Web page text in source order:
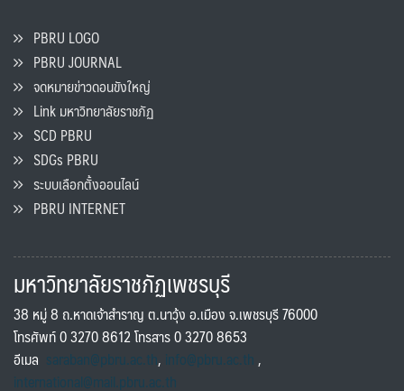
PBRU LOGO
PBRU JOURNAL
จดหมายข่าวดอนขังใหญ่
Link มหาวิทยาลัยราชภัฏ
SCD PBRU
SDGs PBRU
ระบบเลือกตั้งออนไลน์
PBRU INTERNET
มหาวิทยาลัยราชภัฏเพชรบุรี
38 หมู่ 8 ถ.หาดเจ้าสำราญ ต.นาวุ้ง อ.เมือง จ.เพชรบุรี 76000
โทรศัพท์ 0 3270 8612 โทรสาร 0 3270 8653
อีเมล saraban@pbru.ac.th, info@pbru.ac.th,
international@mail.pbru.ac.th